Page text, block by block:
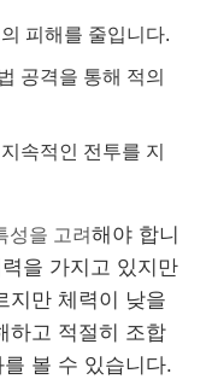
피해를 줄입니다.
공격을 통해 적의
속적인 전투를 지
성을 고려해야 합니
을 가지고 있지만
지만 체력이 낮을
하고 적절히 조합
볼 수 있습니다.